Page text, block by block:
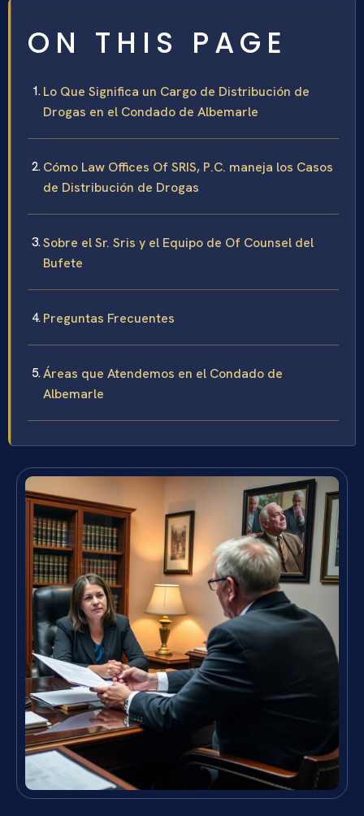
ON THIS PAGE
Lo Que Significa un Cargo de Distribución de
Drogas en el Condado de Albemarle
Cómo Law Offices Of SRIS, P.C. maneja los Casos
de Distribución de Drogas
Sobre el Sr. Sris y el Equipo de Of Counsel del
Bufete
Preguntas Frecuentes
Áreas que Atendemos en el Condado de
Albemarle